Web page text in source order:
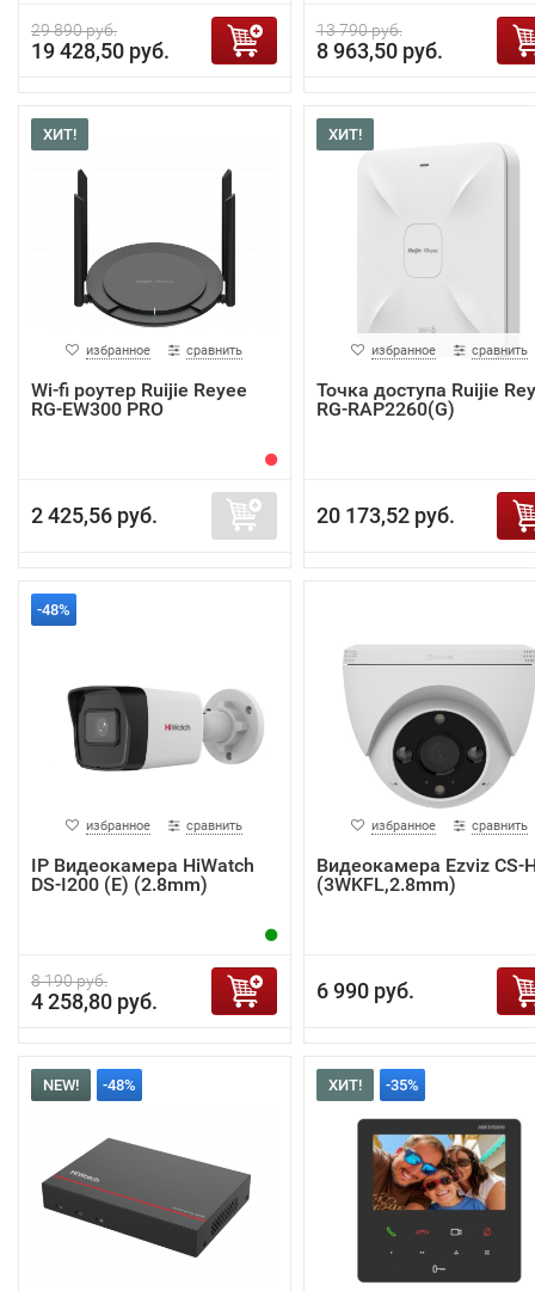
29 890 руб.
19 428,50 руб.
13 790 руб.
8 963,50 руб.
ХИТ!
избранное сравнить
Wi-fi роутер Ruijie Reyee
RG-EW300 PRO
2 425,56 руб.
ХИТ!
избранное сравнить
Точка доступа Ruijie
RG-RAP2260(G)
20 173,52 руб.
-48%
избранное сравнить
IP Видеокамера HiWatch
DS-I200 (E) (2.8mm)
8 190 руб.
4 258,80 руб.
избранное сравнить
Видеокамера Ezviz CS-
(3WKFL,2.8mm)
6 990 руб.
NEW! -48% ХИТ! -35%